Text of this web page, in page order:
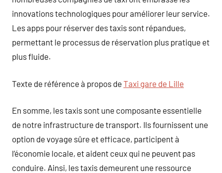
innovations technologiques pour améliorer leur service.
Les apps pour réserver des taxis sont répandues,
permettant le processus de réservation plus pratique et
plus fluide.
Texte de référence à propos de Taxi gare de Lille
En somme, les taxis sont une composante essentielle
de notre infrastructure de transport. Ils fournissent une
option de voyage sûre et efficace, participent à
l’économie locale, et aident ceux qui ne peuvent pas
conduire. Ainsi, les taxis demeurent une ressource